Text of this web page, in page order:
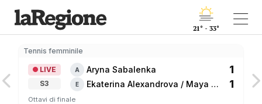
21° - 33°
Tennis femminile
LIVE
S3
A Aryna Sabalenka 1
E
Ekaterina Alexandrova / Maya
1
Ottavi di finale